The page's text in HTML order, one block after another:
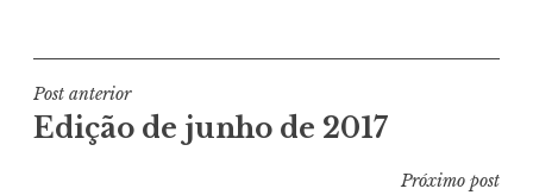
Navegação
de
Post anterior
Edição de junho de 2017
Próximo post